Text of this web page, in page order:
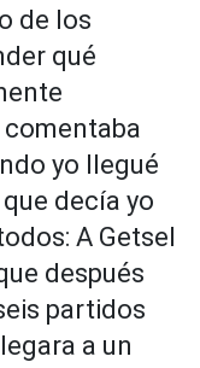
de los
qué
yo llegué
decía yo
A Getsel
después
partidos
a un